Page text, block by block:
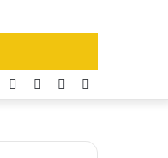
Instagram
YouTube
Twitter
Facebook